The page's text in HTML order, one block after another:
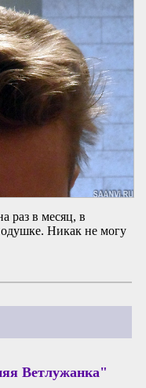
раз в месяц, в
Никак не могу
Ветлужанка"